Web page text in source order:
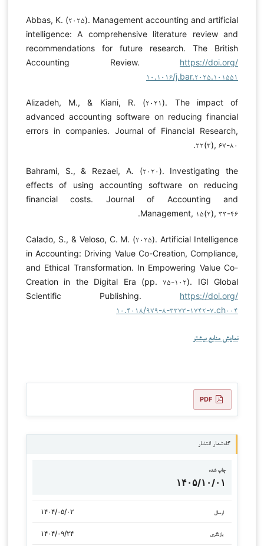
Abbas, K. (۲۰۲۵). Management accounting and artificial
intelligence: A comprehensive literature review and
recommendations for future research. The British
Accounting Review. https://doi.org/
۱۰.۱۰۱۶/j.bar.۲۰۲۵.۱۰۱۵۵۱
Alizadeh, M., & Kiani, R. (۲۰۲۱). The impact of
advanced accounting software on reducing financial
errors in companies. Journal of Financial Research,
۲۲(۳), ۶۷-۸۰.
Bahrami, S., & Rezaei, A. (۲۰۲۰). Investigating the
effects of using accounting software on reducing
financial costs. Journal of Accounting and
Management, ۱۵(۲), ۳۳-۴۶.
Calado, S., & Veloso, C. M. (۲۰۲۵). Artificial Intelligence
in Accounting: Driving Value Co-Creation, Compliance,
and Ethical Transformation. In Empowering Value Co-
Creation in the Digital Era (pp. ۷۵-۱۰۲). IGI Global
Scientific Publishing. https://doi.org/
۱۰.۴۰۱۸/۹۷۹-۸-۳۳۷۳-۱۷۴۲-۷.ch۰۰۴
نمایش منابع بیشتر
PDF
گاه‌شمار انتشار
چاپ شده
۱۴۰۵/۱۰/۰۱
ارسال ۱۴۰۴/۰۵/۰۲
بازنگری ۱۴۰۴/۰۹/۲۴